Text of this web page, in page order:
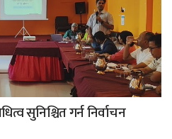
सुनिश्चित गर्न निर्वाचन